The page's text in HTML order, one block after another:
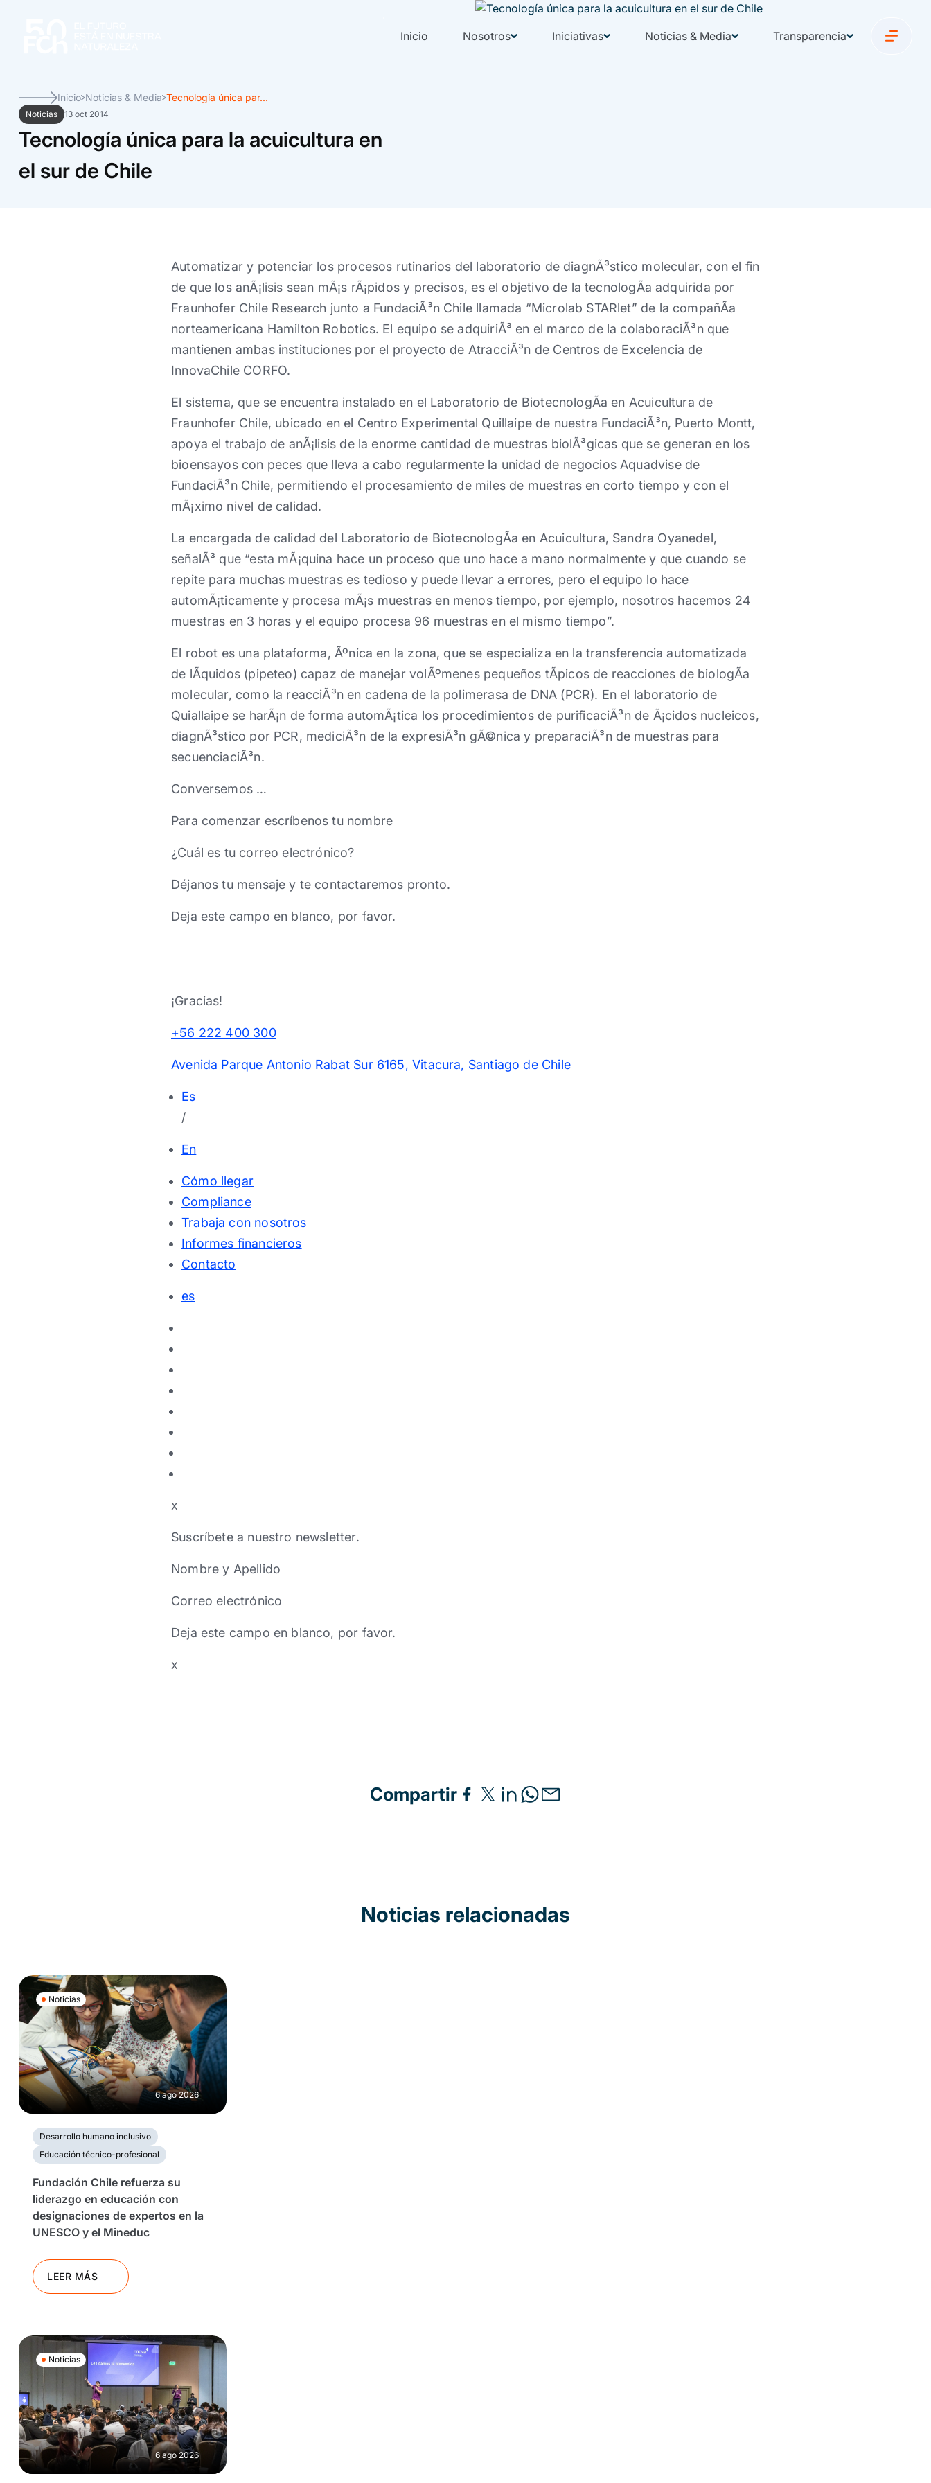
Inicio Nosotros Iniciativas Noticias & Media Transparencia
Inicio Noticias & Media Tecnología única par...
Noticias 13 oct 2014
Tecnología única para la acuicultura en
el sur de Chile
Automatizar y potenciar los procesos rutinarios del laboratorio de diagnÃ³stico molecular, con el fin
de que los anÃ¡lisis sean mÃ¡s rÃ¡pidos y precisos, es el objetivo de la tecnologÃ­a adquirida por
Fraunhofer Chile Research junto a FundaciÃ³n Chile llamada “Microlab STARlet” de la compañÃ­a
norteamericana Hamilton Robotics. El equipo se adquiriÃ³ en el marco de la colaboraciÃ³n que
mantienen ambas instituciones por el proyecto de AtracciÃ³n de Centros de Excelencia de
InnovaChile CORFO.
El sistema, que se encuentra instalado en el Laboratorio de BiotecnologÃ­a en Acuicultura de
Fraunhofer Chile, ubicado en el Centro Experimental Quillaipe de nuestra FundaciÃ³n, Puerto Montt,
apoya el trabajo de anÃ¡lisis de la enorme cantidad de muestras biolÃ³gicas que se generan en los
bioensayos con peces que lleva a cabo regularmente la unidad de negocios Aquadvise de
FundaciÃ³n Chile, permitiendo el procesamiento de miles de muestras en corto tiempo y con el
mÃ¡ximo nivel de calidad.
La encargada de calidad del Laboratorio de BiotecnologÃ­a en Acuicultura, Sandra Oyanedel,
señalÃ³ que “esta mÃ¡quina hace un proceso que uno hace a mano normalmente y que cuando se
repite para muchas muestras es tedioso y puede llevar a errores, pero el equipo lo hace
automÃ¡ticamente y procesa mÃ¡s muestras en menos tiempo, por ejemplo, nosotros hacemos 24
muestras en 3 horas y el equipo procesa 96 muestras en el mismo tiempo”.
El robot es una plataforma, Ãºnica en la zona, que se especializa en la transferencia automatizada
de lÃ­quidos (pipeteo) capaz de manejar volÃºmenes pequeños tÃ­picos de reacciones de biologÃ­a
molecular, como la reacciÃ³n en cadena de la polimerasa de DNA (PCR). En el laboratorio de
Quiallaipe se harÃ¡n de forma automÃ¡tica los procedimientos de purificaciÃ³n de Ã¡cidos nucleicos,
diagnÃ³stico por PCR, mediciÃ³n de la expresiÃ³n gÃ©nica y preparaciÃ³n de muestras para
secuenciaciÃ³n.
Conversemos …
Para comenzar escríbenos tu nombre
¿Cuál es tu correo electrónico?
Déjanos tu mensaje y te contactaremos pronto.
Deja este campo en blanco, por favor.
¡Gracias!
+56 222 400 300
Avenida Parque Antonio Rabat Sur 6165, Vitacura, Santiago de Chile
Es
/
En
Cómo llegar
Compliance
Trabaja con nosotros
Informes financieros
Contacto
es
x
Suscríbete a nuestro newsletter.
Nombre y Apellido
Correo electrónico
Deja este campo en blanco, por favor.
x
Compartir
Noticias relacionadas
Noticias
6 ago 2026
Desarrollo humano inclusivo
Educación técnico-profesional
Fundación Chile refuerza su
liderazgo en educación con
designaciones de expertos en la
UNESCO y el Mineduc
LEER MÁS
Noticias
6 ago 2026